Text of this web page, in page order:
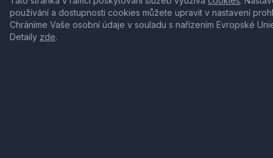
používání a dostupnosti cookies můžete upravit v nastavení
Chráníme Vaše osobní údaje v souladu s nařízením Evropské
Detaily zde.